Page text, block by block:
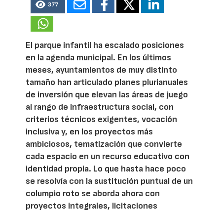
377
El parque infantil ha escalado posiciones
en la agenda municipal. En los últimos
meses, ayuntamientos de muy distinto
tamaño han articulado planes plurianuales
de inversión que elevan las áreas de juego
al rango de infraestructura social, con
criterios técnicos exigentes, vocación
inclusiva y, en los proyectos más
ambiciosos, tematización que convierte
cada espacio en un recurso educativo con
identidad propia. Lo que hasta hace poco
se resolvía con la sustitución puntual de un
columpio roto se aborda ahora con
proyectos integrales, licitaciones